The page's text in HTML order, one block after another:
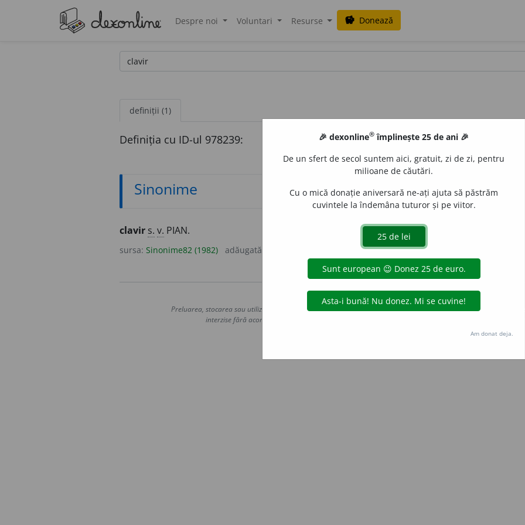
Despre noi Voluntari Resurse savings Donează
definiții (1)
Definiția cu ID-ul 978239:
Sinonime
clavir s. v. PIAN.
sursa: Sinonime82 (1982) adăugată de acțiuni
Copyright © 2004-2026 dexonline (https://dexonline.ro)
Preluarea, stocarea sau utilizarea datelor de pe acest site, inclusiv prin orice metode de extragere automată
interzise fără acordul nostru prealabil scris, cu excepția seturilor de date oferite oficial spre utilizare
Hosterion
🎉 dexonline® împlinește 25 de ani 🎉
De un sfert de secol suntem aici, gratuit, zi de zi, pentru
milioane de căutări.
Cu o mică donație aniversară ne-ați ajuta să păstrăm
cuvintele la îndemâna tuturor și pe viitor.
Am donat deja.